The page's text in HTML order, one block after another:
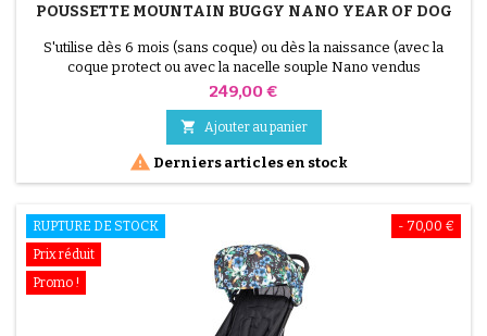
POUSSETTE MOUNTAIN BUGGY NANO YEAR OF DOG
S'utilise dès 6 mois (sans coque) ou dès la naissance (avec la
coque protect ou avec la nacelle souple Nano vendus
séparément) - jusqu'à 4 ans Suivant les compagnies, elle passe
source de lumière le canopy brille
Prix
249,00 €
 Ajouter au panier
 Derniers articles en stock
- 70,00 €
RUPTURE DE STOCK
Prix réduit
Promo !